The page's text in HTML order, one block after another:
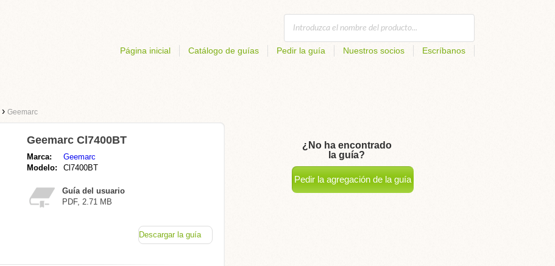
Página inicial Catálogo de guías Pedir la guía Nuestros socios Escríbanos
› Geemarc
Geemarc Cl7400BT
Marca:
Geemarc
Modelo:
Cl7400BT
Guía del usuario
PDF, 2.71 MB
Descargar la guía
¿No ha encontrado
la guía?
Pedir la agregación de la guía